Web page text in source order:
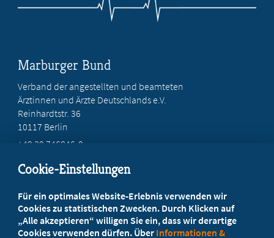
Marburger Bund
Verband der angestellten und beamteten
Ärztinnen und Ärzte Deutschlands e.V.
Reinhardtstr. 36
10117 Berlin
+49 30 746846-0
info@marburger-bund.de
Beratung vor Ort
Ihr Landesverband berät Sie!
Cookie-Einstellungen
Für ein optimales Website-Erlebnis verwenden wir
Cookies zu statistischen Zwecken. Durch Klicken auf
„Alle akzeptieren“ willigen Sie ein, dass wir derartige
Cookies verwenden dürfen. Über Informationen &